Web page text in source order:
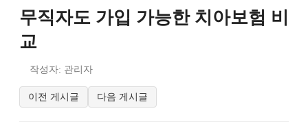
무직자도 가입 가능한 치아보험 비
교
작성자: 관리자
이전 게시글 다음 게시글